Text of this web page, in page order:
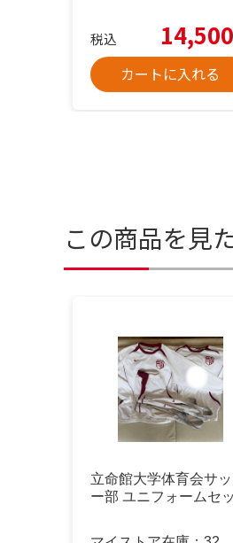
税込 14,500
カートに入れる
この商品を見
立命館大学体育会サ
ー部 ユニフォームセ